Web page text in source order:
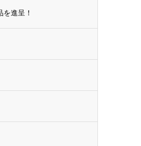
進呈！